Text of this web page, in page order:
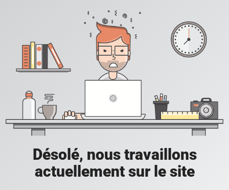
Désolé, nous travaillons
actuellement sur le site